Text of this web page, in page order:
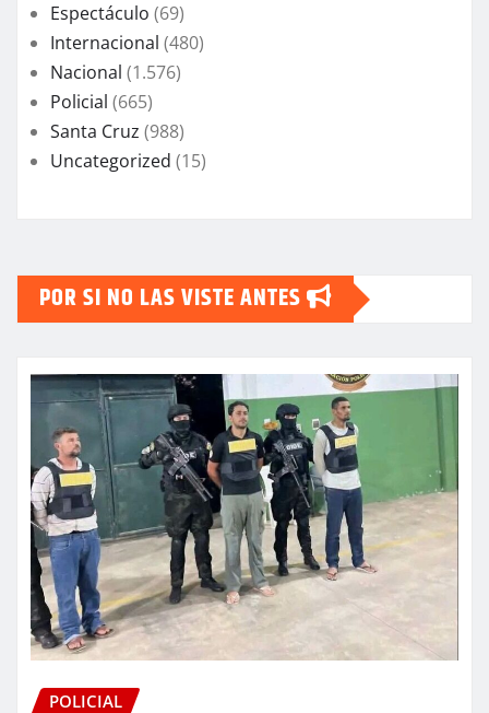
Espectáculo (69)
Internacional (480)
Nacional (1.576)
Policial (665)
Santa Cruz (988)
Uncategorized (15)
POR SI NO LAS VISTE ANTES
POLICIAL